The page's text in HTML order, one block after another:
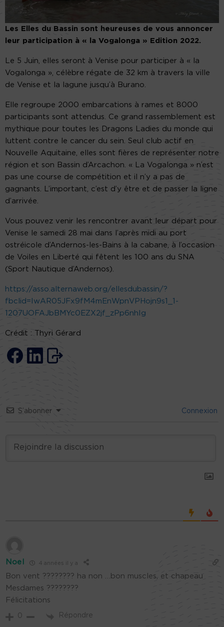
Les Elles du Bassin sont heureuses de vous annoncer
leur participation à « la Vogalonga » Edition 2022.
Le 5 Juin, elles seront à Venise pour participer à « la
Vogalonga », célèbre régate de 32 km à travers la ville
de Venise et la lagune jusqu’à Burano.
Elle regroupe 2000 embarcations à rames et 8000
participants sont attendus. Ce grand rassemblement est
mythique pour toutes les Dragons Ladies du monde qui
luttent contre le cancer du sein. Seul club actif en
Nouvelle Aquitaine, elles sont fières de représenter notre
région et son Bassin d’Arcachon. « La Vogalonga » n’est
pas une course de compétition et il n’y a pas de
gagnants. L’important, c’est d’y être et de passer la ligne
d’arrivée.
Vous pouvez venir les rencontrer avant leur départ pour
Venise le samedi 28 mai dans l’après midi au port
ostréicole d’Andernos-les-Bains à la cabane, à l’occasion
de Voiles en Liberté qui fêtent les 100 ans du SNA
(Sport Nautique d’Andernos).
https://asso.alternaweb.org/ellesdubassin/?
fbclid=IwAR05JFx9fM4mEnWpnVPHojn9s1_1-
1207UOFAJbBMYc0EZX2jf_zPp6nhIg
Crédit : Thyri Gérard
S’abonner Connexion
Noel 4 années il y a
Bon vent ???????? ha non …bon muscles, et chapeau
Mesdames ????????
Félicitations
0 Répondre